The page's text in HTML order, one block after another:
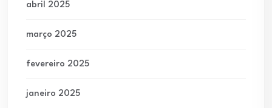
abril 2025
março 2025
fevereiro 2025
janeiro 2025